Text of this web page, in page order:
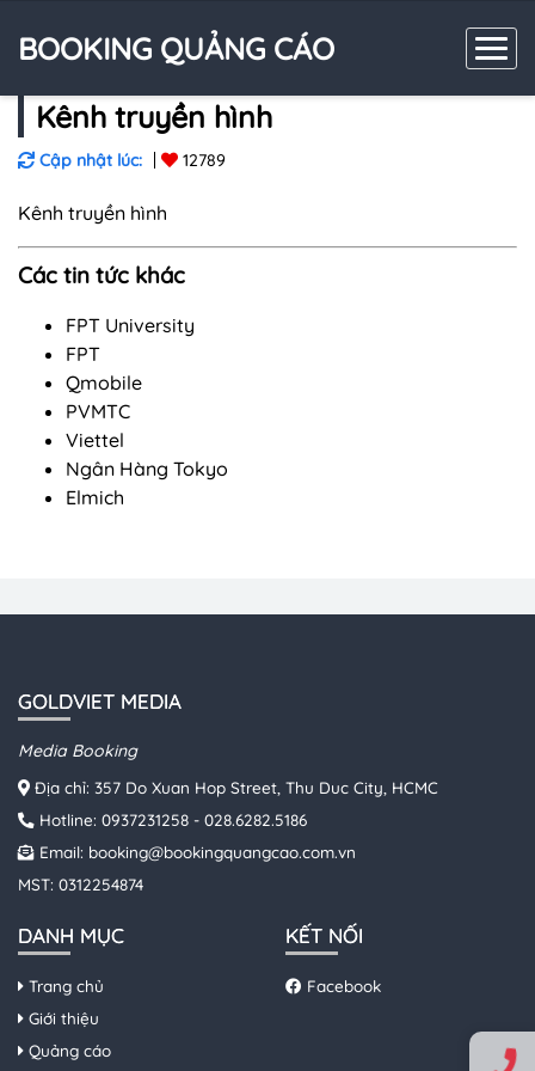
BOOKING QUẢNG CÁO
Kênh truyền hình
Cập nhật lúc: 12789
Kênh truyền hình
Các tin tức khác
FPT University
FPT
Qmobile
PVMTC
Viettel
Ngân Hàng Tokyo
Elmich
GOLDVIET MEDIA
Media Booking
Địa chỉ: 357 Do Xuan Hop Street, Thu Duc City, HCMC
Hotline: 0937231258 - 028.6282.5186
Email: booking@bookingquangcao.com.vn
MST: 0312254874
DANH MỤC
Trang chủ
Giới thiệu
Quảng cáo
KẾT NỐI
Facebook